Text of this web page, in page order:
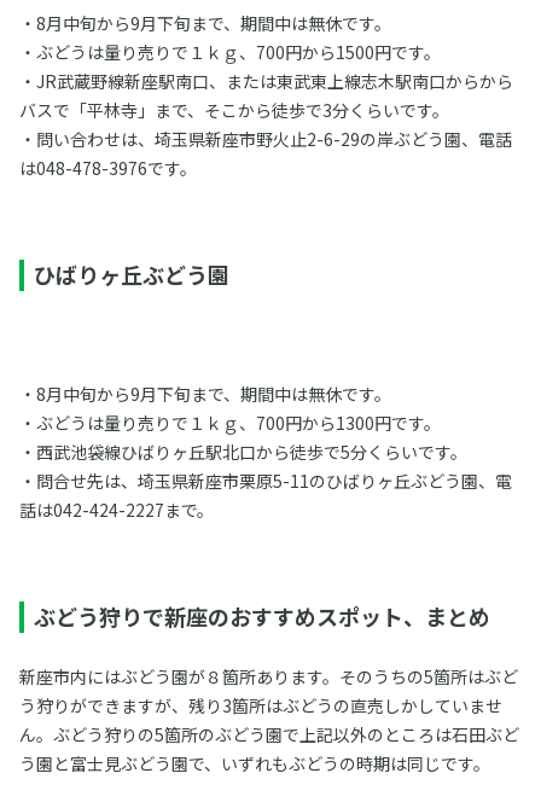
・8月中旬から9月下旬まで、期間中は無休です。
・ぶどうは量り売りで１ｋｇ、700円から1500円です。
・JR武蔵野線新座駅南口、または東武東上線志木駅南口からから
バスで「平林寺」まで、そこから徒歩で3分くらいです。
・問い合わせは、埼玉県新座市野火止2-6-29の岸ぶどう園、電話
は048-478-3976です。
ひばりヶ丘ぶどう園
・8月中旬から9月下旬まで、期間中は無休です。
・ぶどうは量り売りで１ｋｇ、700円から1300円です。
・西武池袋線ひばりヶ丘駅北口から徒歩で5分くらいです。
・問合せ先は、埼玉県新座市栗原5-11のひばりヶ丘ぶどう園、電
話は042-424-2227まで。
ぶどう狩りで新座のおすすめスポット、まとめ
新座市内にはぶどう園が８箇所あります。そのうちの5箇所はぶど
う狩りができますが、残り3箇所はぶどうの直売しかしていませ
ん。ぶどう狩りの5箇所のぶどう園で上記以外のところは石田ぶど
う園と富士見ぶどう園で、いずれもぶどうの時期は同じです。